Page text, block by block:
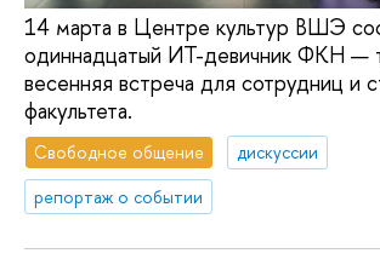
14 марта в Центре культур ВШЭ
одиннадцатый ИТ-девичник ФКН —
весенняя встреча для сотрудниц и
факультета.
Свободное общение
дискуссии
репортаж о событии